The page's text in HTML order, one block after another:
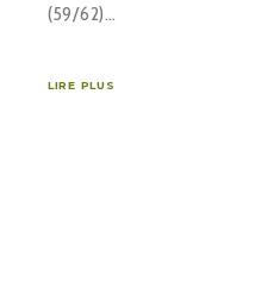
(59/62)…
LIRE PLUS